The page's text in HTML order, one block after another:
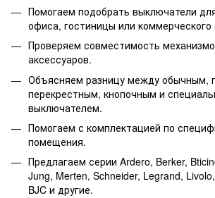
Помогаем подобрать выключатели
офиса, гостиницы или коммерческого
Проверяем совместимость
аксессуаров.
Объясняем разницу между обычным,
перекрестным, кнопочным и
выключателем.
Помогаем с комплектацией по
помещения.
Предлагаем серии Ardero, Berker,
Jung, Merten, Schneider, Legrand,
BJC и другие.